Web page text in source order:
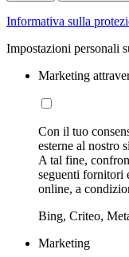
Informativa sulla
Impostazioni personali
Marketing
Con il tuo
esterne al nostro
A tal fine,
seguenti fornitori
online, a
Bing, Criteo,
Marketing